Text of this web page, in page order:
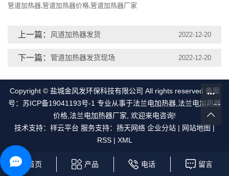
管道加热器,管道加热器价格,管道加热器厂家
上一篇： 风道加热器发货 2022-12-20
下一篇： 管道加热器发货现场 2022-12-20
Copyright © 盐城金风发环保科技有限公司 All rights reserved 备案
号： 苏ICP备19041193号-1 专业从事于法兰电加热器,法兰电加热器
价格,法兰电加热器厂家, 欢迎来电咨询!
技术支持： 祥云平台 服务支持： 扬天网络 企业分站 | 网站地图 |
RSS| XML
首页 产品 电话 留言